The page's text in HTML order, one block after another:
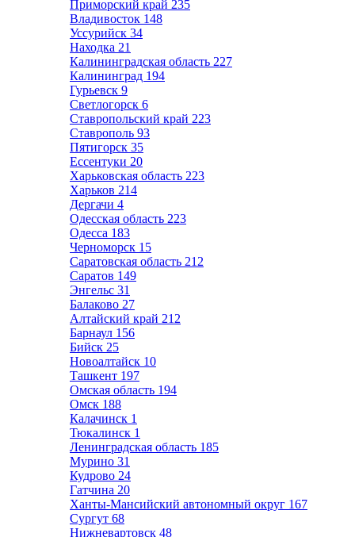
Приморский край 235
Владивосток 148
Уссурийск 34
Находка 21
Калининградская область 227
Калининград 194
Гурьевск 9
Светлогорск 6
Ставропольский край 223
Ставрополь 93
Пятигорск 35
Ессентуки 20
Харьковская область 223
Харьков 214
Дергачи 4
Одесская область 223
Одесса 183
Черноморск 15
Саратовская область 212
Саратов 149
Энгельс 31
Балаково 27
Алтайский край 212
Барнаул 156
Бийск 25
Новоалтайск 10
Ташкент 197
Омская область 194
Омск 188
Калачинск 1
Тюкалинск 1
Ленинградская область 185
Мурино 31
Кудрово 24
Гатчина 20
Ханты-Мансийский автономный округ 167
Сургут 68
Нижневартовск 48